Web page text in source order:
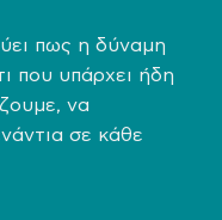
πως η δύναμη
που υπάρχει ήδη
να
σε κάθε